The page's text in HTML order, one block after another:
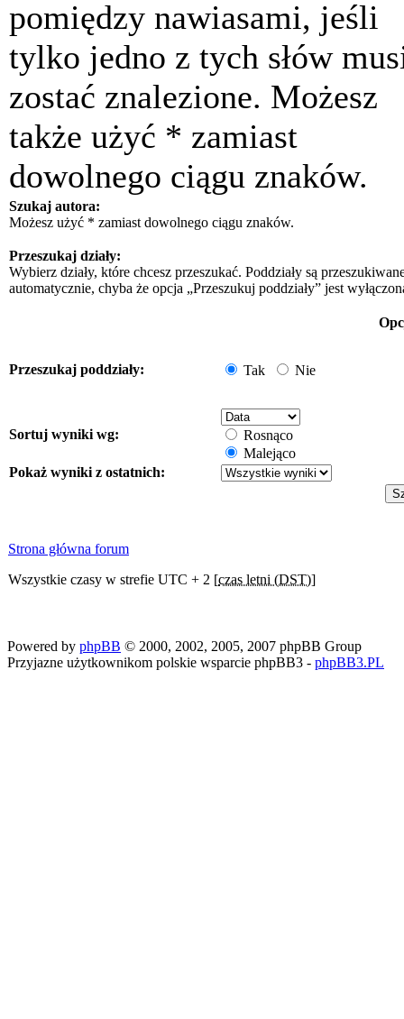
pomiędzy nawiasami, jeśli
tylko jedno z tych słów
zostać znalezione. Możesz
także użyć * zamiast
dowolnego ciągu znaków.
Szukaj autora:
Możesz użyć * zamiast dowolnego ciągu znaków.
Przeszukaj działy:
Wybierz działy, które chcesz przeszukać. Poddziały są
automatycznie, chyba że opcja „Przeszukuj poddziały” jest
Przeszukaj poddziały: Tak Nie
Sortuj wyniki wg:
Rosnąco
Malejąco
Pokaż wyniki z ostatnich:
Strona główna forum
Wszystkie czasy w strefie UTC + 2 [czas letni (DST)]
Powered by phpBB © 2000, 2002, 2005, 2007 phpBB Group
Przyjazne użytkownikom polskie wsparcie phpBB3 - phpBB3.PL